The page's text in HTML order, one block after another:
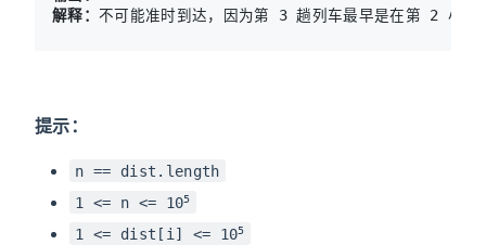
解释： 不可能准时到达，因为第 3 趟列车最早是在第 2 小时
提示：
n == dist.length
1 <= n <= 105
1 <= dist[i] <= 105